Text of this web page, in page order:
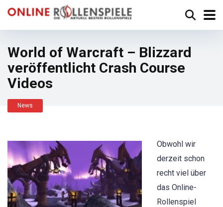
World of Warcraft – Blizzard
veröffentlicht Crash Course
Videos
News
Obwohl wir
derzeit schon
recht viel über
das Online-
Rollenspiel